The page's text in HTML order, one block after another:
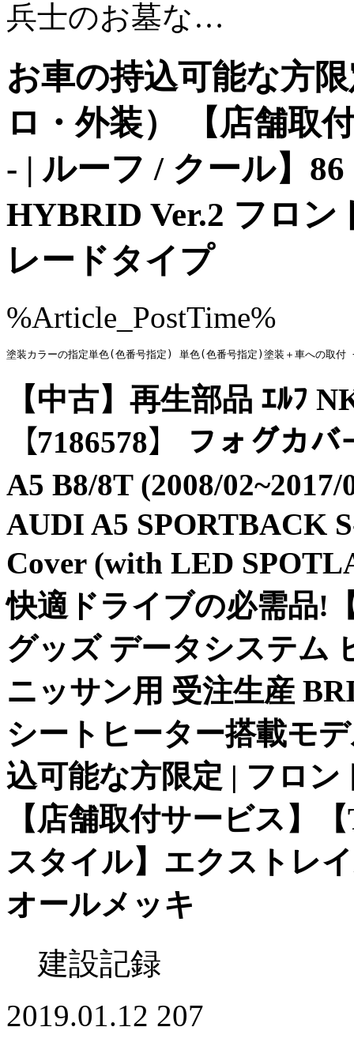
兵士のお墓な…
お車の持込可能な方
ロ・外装） 【店舗取
- | ルーフ / クール】
HYBRID Ver.2 フロ
レードタイプ
%Article_PostTime%
塗装カラーの指定単色(色番号指定) 単色(色番号指定)塗装＋車への取付
【中古】再生部品 ｴﾙﾌ
【7186578】 フォグカ
A5 B8/8T (2008/
AUDI A5 SPORTBACK
Cover (with LED
快適ドライブの必需品!
グッズ データシステム
ニッサン用 受注生産
シートヒーター搭載モ
込可能な方限定 | フロ
【店舗取付サービス】
スタイル】エクストレ
オールメッキ
建設記録
2019.01.12 207